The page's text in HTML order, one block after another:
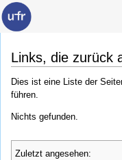
Links, die zurück
Dies ist eine Liste der
führen.
Nichts gefunden.
Zuletzt angesehen: